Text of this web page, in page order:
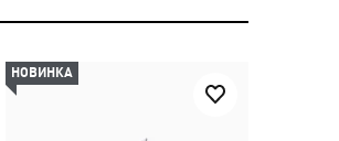
НОВИНКА